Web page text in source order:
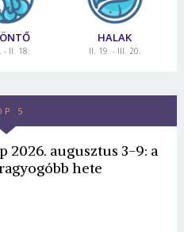
- II. 18.
HALAK
II. 19. - III. 20.
5
2026. augusztus 3-9: a
hete